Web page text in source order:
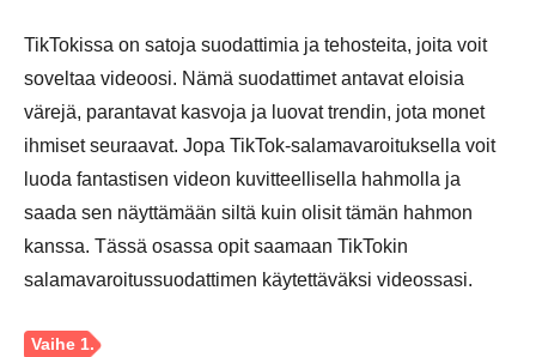
TikTokissa on satoja suodattimia ja tehosteita, joita voit
soveltaa videoosi. Nämä suodattimet antavat eloisia
värejä, parantavat kasvoja ja luovat trendin, jota monet
ihmiset seuraavat. Jopa TikTok-salamavaroituksella voit
luoda fantastisen videon kuvitteellisella hahmolla ja
saada sen näyttämään siltä kuin olisit tämän hahmon
kanssa. Tässä osassa opit saamaan TikTokin
salamavaroitussuodattimen käytettäväksi videossasi.